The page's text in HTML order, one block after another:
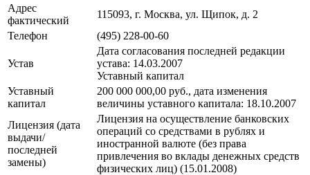
Адрес
фактический
115093, г. Москва, ул. Щипок, д. 2
Телефон
(495) 228-00-60
Устав
Дата согласования последней редакции
устава: 14.03.2007
Уставный капитал
Уставный
капитал
200 000 000,00 руб., дата изменения
величины уставного капитала: 18.10.2007
Лицензия (дата
выдачи/
последней
замены)
Лицензия на осуществление банковских
операций со средствами в рублях и
иностранной валюте (без права
привлечения во вклады денежных средств
физических лиц) (15.01.2008)